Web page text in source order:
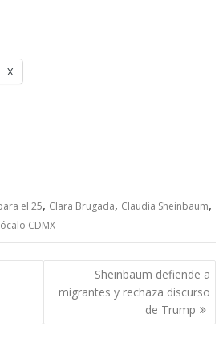
X
el 25, Clara Brugada, Claudia Sheinbaum,
CDMX
Sheinbaum defiende a
migrantes y rechaza discurso
de Trump